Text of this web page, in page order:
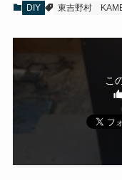
DIY 東吉野村
こ